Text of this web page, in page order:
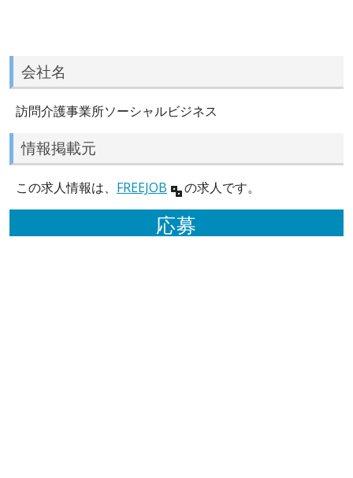
会社名
訪問介護事業所ソーシャルビジネス
情報掲載元
この求人情報は、 FREEJOB の求人です。
応募